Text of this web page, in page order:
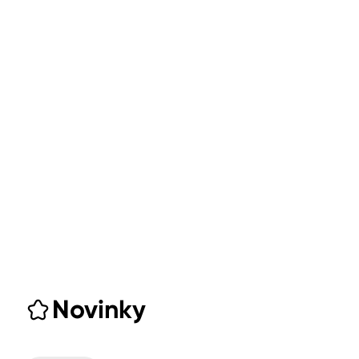
Novinky